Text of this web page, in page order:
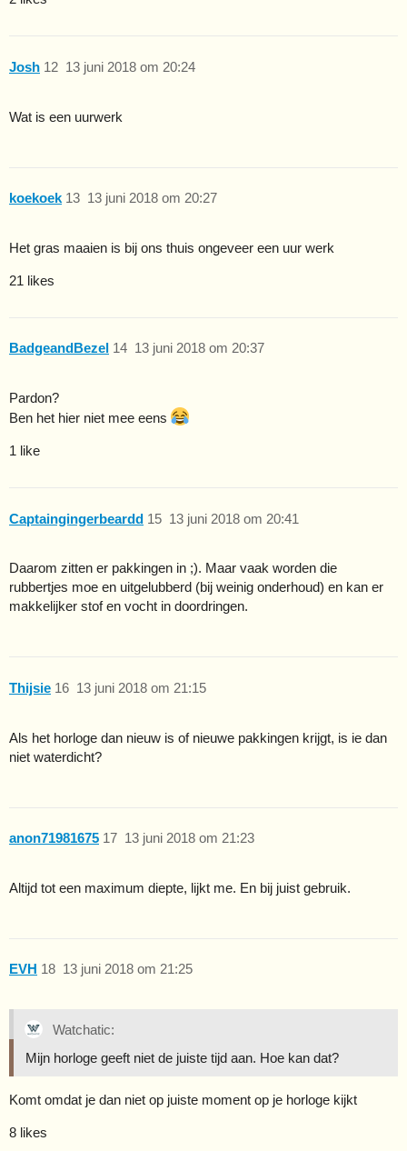
Josh 13 juni 2018 om 20:24
12
Wat is een uurwerk
koekoek 13 juni 2018 om 20:27
13
Het gras maaien is bij ons thuis ongeveer een uur werk
21 likes
BadgeandBezel 13 juni 2018 om 20:37
14
Pardon?
Ben het hier niet mee eens
1 like
Captaingingerbeardd 13 juni 2018 om 20:41
15
Daarom zitten er pakkingen in ;). Maar vaak worden die
rubbertjes moe en uitgelubberd (bij weinig onderhoud) en kan er
makkelijker stof en vocht in doordringen.
Thijsie 13 juni 2018 om 21:15
16
Als het horloge dan nieuw is of nieuwe pakkingen krijgt, is ie dan
niet waterdicht?
anon71981675 13 juni 2018 om 21:23
17
Altijd tot een maximum diepte, lijkt me. En bij juist gebruik.
EVH 13 juni 2018 om 21:25
18
Watchatic:
Mijn horloge geeft niet de juiste tijd aan. Hoe kan dat?
Komt omdat je dan niet op juiste moment op je horloge kijkt
8 likes